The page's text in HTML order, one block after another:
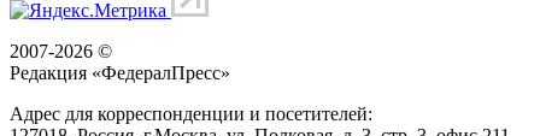
2007-2026 ©
Редакция «ФедералПресс»
Адрес для корреспонденции и посетителей: